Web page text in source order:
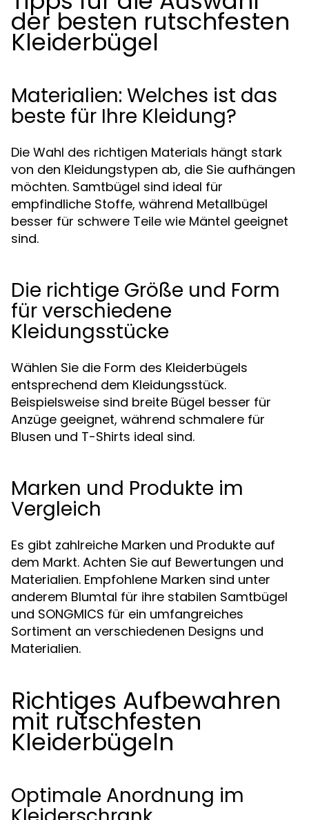
der besten rutschfesten
Kleiderbügel
Materialien: Welches ist das
beste für Ihre Kleidung?
Die Wahl des richtigen Materials hängt stark
von den Kleidungstypen ab, die Sie aufhängen
möchten. Samtbügel sind ideal für
empfindliche Stoffe, während Metallbügel
besser für schwere Teile wie Mäntel geeignet
sind.
Die richtige Größe und Form
für verschiedene
Kleidungsstücke
Wählen Sie die Form des Kleiderbügels
entsprechend dem Kleidungsstück.
Beispielsweise sind breite Bügel besser für
Anzüge geeignet, während schmalere für
Blusen und T-Shirts ideal sind.
Marken und Produkte im
Vergleich
Es gibt zahlreiche Marken und Produkte auf
dem Markt. Achten Sie auf Bewertungen und
Materialien. Empfohlene Marken sind unter
anderem Blumtal für ihre stabilen Samtbügel
und SONGMICS für ein umfangreiches
Sortiment an verschiedenen Designs und
Materialien.
Richtiges Aufbewahren
mit rutschfesten
Kleiderbügeln
Optimale Anordnung im